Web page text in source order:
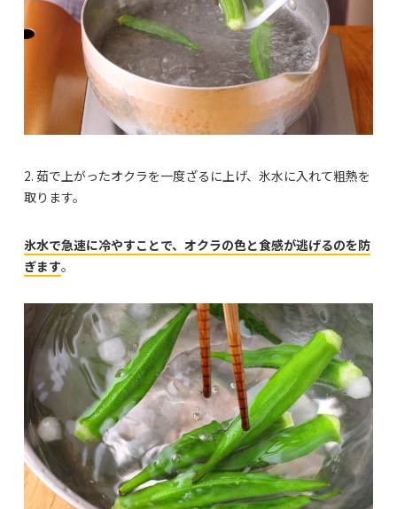
2. 茹で上がったオクラを一度ざるに上げ、氷水に入れて粗熱を
取ります。
氷水で急速に冷やすことで、オクラの色と食感が逃げるのを防
ぎます。